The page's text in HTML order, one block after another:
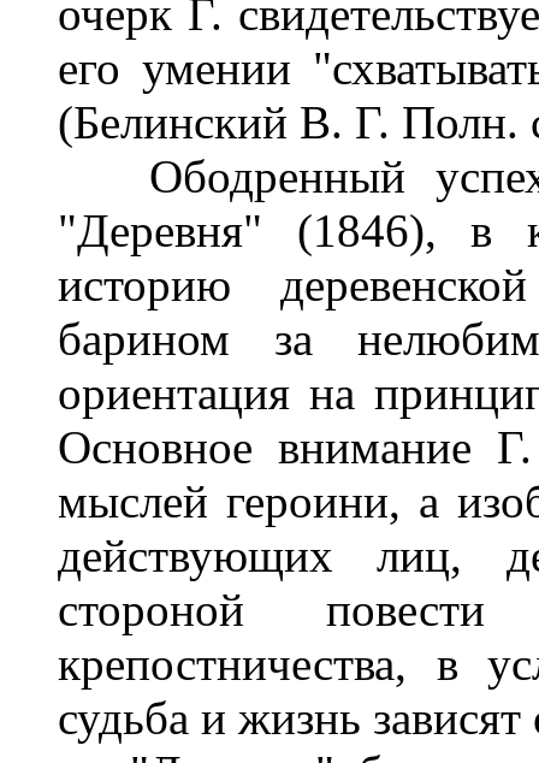
очерк Г.
его умении
(Белинский В. Г. Полн.
Ободренный
"Деревня" (1846), в
историю
барином за
ориентация на
Основное внимание
мыслей героини, а
действующих лиц,
стороной
крепостничества, в
судьба и жизнь